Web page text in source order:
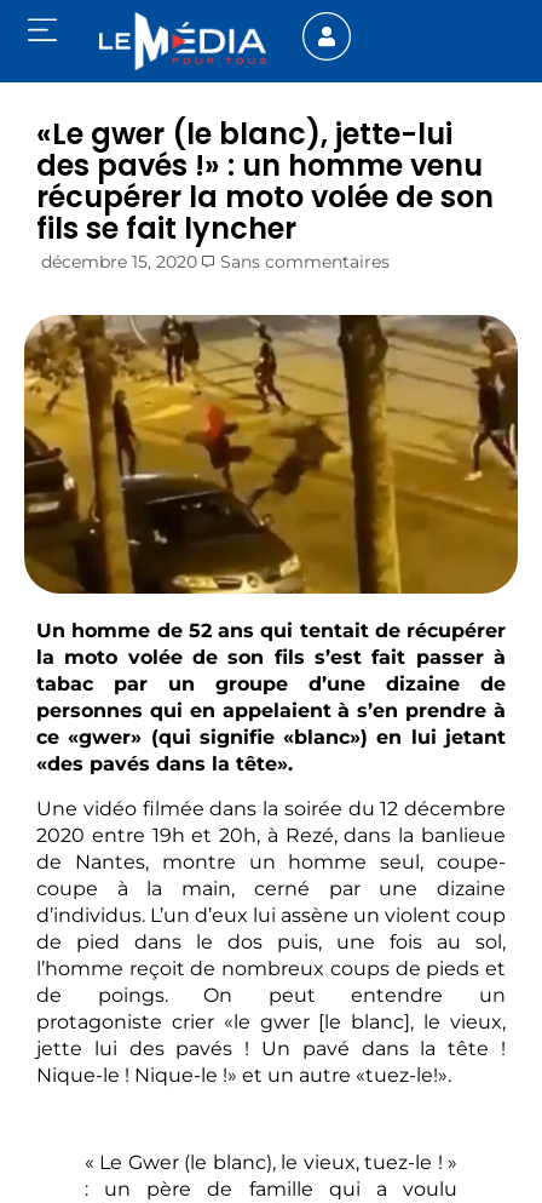
«Le gwer (le blanc), jette-lui
des pavés !» : un homme venu
récupérer la moto volée de son
fils se fait lyncher
décembre 15, 2020 Sans commentaires
Un homme de 52 ans qui tentait de récupérer
la moto volée de son fils s’est fait passer à
tabac par un groupe d’une dizaine de
personnes qui en appelaient à s’en prendre à
ce «gwer» (qui signifie «blanc») en lui jetant
«des pavés dans la tête».
Une vidéo filmée dans la soirée du 12 décembre
2020 entre 19h et 20h, à Rezé, dans la banlieue
de Nantes, montre un homme seul, coupe-
coupe à la main, cerné par une dizaine
d’individus. L’un d’eux lui assène un violent coup
de pied dans le dos puis, une fois au sol,
l’homme reçoit de nombreux coups de pieds et
de poings. On peut entendre un
protagoniste crier «le gwer [le blanc], le vieux,
jette lui des pavés ! Un pavé dans la tête !
Nique-le ! Nique-le !» et un autre «tuez-le!».
« Le Gwer (le blanc), le vieux, tuez-le ! »
: un père de famille qui a voulu